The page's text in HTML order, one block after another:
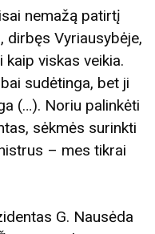
nemažą patirtį
dirbęs Vyriausybėje,
viskas veikia.
sudėtinga, bet ji
(…). Noriu palinkėti
sėkmės surinkti
– mes tikrai
G. Nausėda